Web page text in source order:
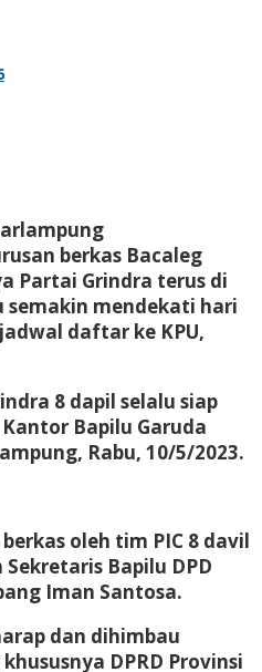
berkas Bacaleg
Partai Grindra terus di
mendekati hari
daftar ke KPU,
8 dapil selalu siap
Bapilu Garuda
Rabu, 10/5/2023.
oleh tim PIC 8 davil
Bapilu DPD
Iman Santosa.
dan dihimbau
DPRD Provinsi